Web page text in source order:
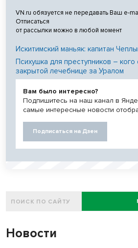
VN.ru обязуется не передавать Ваш e-
Отписаться
от рассылки можно в любой момент
Искитимский маньяк: капитан
Психушка для преступников –
закрытой лечебнице за Уралом
Вам было интересно?
Подпишитесь на наш канал в
самые интересные новости
Подписаться на Дзен
Новости